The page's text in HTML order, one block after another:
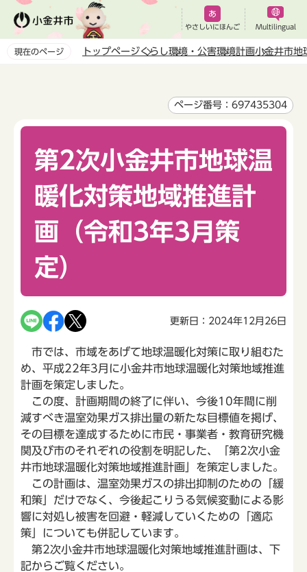
ペ
やさしいにほんご Multilingual
現在のページ トップページくらし環境・公害環境計画小金井市地
ページ番号：697435304
第2次小金井市地球温
暖化対策地域推進計
画（令和3年3月策
定）
更新日：2024年12月26日
市では、市域をあげて地球温暖化対策に取り組むた
め、平成22年3月に小金井市地球温暖化対策地域推進
計画を策定しました。
この度、計画期間の終了に伴い、今後10年間に削
減すべき温室効果ガス排出量の新たな目標値を掲げ、
その目標を達成するために市民・事業者・教育研究機
関及び市のそれぞれの役割を明記した、「第2次小金
井市地球温暖化対策地域推進計画」を策定しました。
この計画は、温室効果ガスの排出抑制のための「緩
和策」だけでなく、今後起こりうる気候変動による影
響に対処し被害を回避・軽減していくための「適応
策」についても併記しています。
第2次小金井市地球温暖化対策地域推進計画は、下
記からご覧ください。